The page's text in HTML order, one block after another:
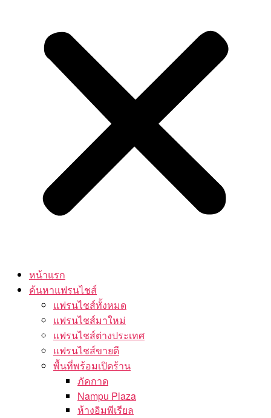
หน้าแรก
ค้นหาแฟรนไชส์
แฟรนไชส์ทั้งหมด
แฟรนไชส์มาใหม่
แฟรนไชส์ต่างประเทศ
แฟรนไชส์ขายดี
พื้นที่พร้อมเปิดร้าน
ภัคกาด
Nampu Plaza
ห้างอิมพีเรียล